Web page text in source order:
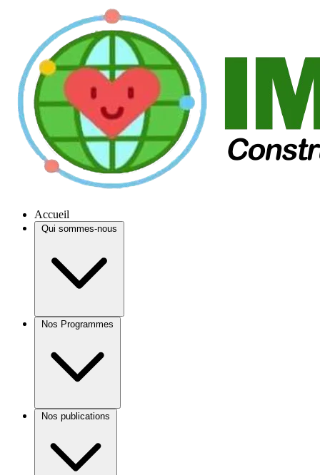
Accueil
Qui sommes-nous
Nos Programmes
Nos publications